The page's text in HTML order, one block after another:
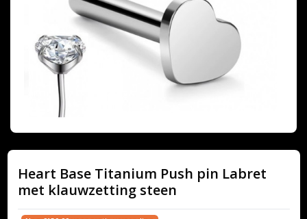
Heart Base Titanium Push pin Labret
met klauwzetting steen